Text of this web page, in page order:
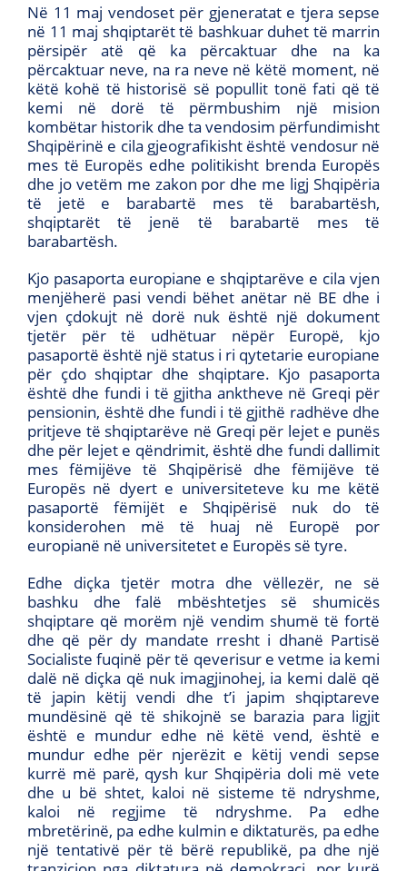
Në 11 maj vendoset për gjeneratat e tjera sepse
në 11 maj shqiptarët të bashkuar duhet të marrin
përsipër atë që ka përcaktuar dhe na ka
përcaktuar neve, na ra neve në këtë moment, në
këtë kohë të historisë së popullit tonë fati që të
kemi në dorë të përmbushim një mision
kombëtar historik dhe ta vendosim përfundimisht
Shqipërinë e cila gjeografikisht është vendosur në
mes të Europës edhe politikisht brenda Europës
dhe jo vetëm me zakon por dhe me ligj Shqipëria
të jetë e barabartë mes të barabartësh,
shqiptarët të jenë të barabartë mes të
barabartësh.
Kjo pasaporta europiane e shqiptarëve e cila vjen
menjëherë pasi vendi bëhet anëtar në BE dhe i
vjen çdokujt në dorë nuk është një dokument
tjetër për të udhëtuar nëpër Europë, kjo
pasaportë është një status i ri qytetarie europiane
për çdo shqiptar dhe shqiptare. Kjo pasaporta
është dhe fundi i të gjitha anktheve në Greqi për
pensionin, është dhe fundi i të gjithë radhëve dhe
pritjeve të shqiptarëve në Greqi për lejet e punës
dhe për lejet e qëndrimit, është dhe fundi dallimit
mes fëmijëve të Shqipërisë dhe fëmijëve të
Europës në dyert e universiteteve ku me këtë
pasaportë fëmijët e Shqipërisë nuk do të
konsiderohen më të huaj në Europë por
europianë në universitetet e Europës së tyre.
Edhe diçka tjetër motra dhe vëllezër, ne së
bashku dhe falë mbështetjes së shumicës
shqiptare që morëm një vendim shumë të fortë
dhe që për dy mandate rresht i dhanë Partisë
Socialiste fuqinë për të qeverisur e vetme ia kemi
dalë në diçka që nuk imagjinohej, ia kemi dalë që
të japin këtij vendi dhe t’i japim shqiptareve
mundësinë që të shikojnë se barazia para ligjit
është e mundur edhe në këtë vend, është e
mundur edhe për njerëzit e këtij vendi sepse
kurrë më parë, qysh kur Shqipëria doli më vete
dhe u bë shtet, kaloi në sisteme të ndryshme,
kaloi në regjime të ndryshme. Pa edhe
mbretërinë, pa edhe kulmin e diktaturës, pa edhe
një tentativë për të bërë republikë, pa dhe një